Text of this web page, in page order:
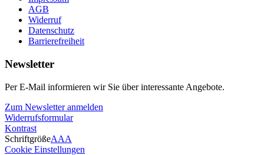
AGB
Widerruf
Datenschutz
Barrierefreiheit
Newsletter
Per E-Mail informieren wir Sie über interessante Angebote.
Zum Newsletter anmelden
Widerrufsformular
Kontrast
SchriftgrößeAAA
Cookie Einstellungen